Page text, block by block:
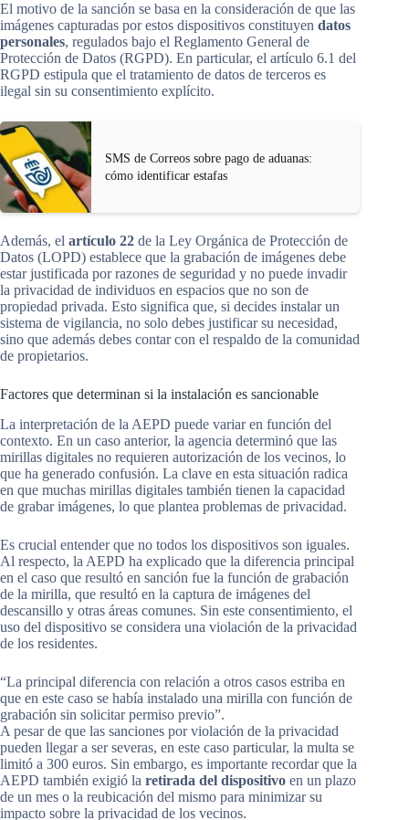
El motivo de la sanción se basa en la consideración de que las
imágenes capturadas por estos dispositivos constituyen datos
personales, regulados bajo el Reglamento General de
Protección de Datos (RGPD). En particular, el artículo 6.1 del
RGPD estipula que el tratamiento de datos de terceros es
ilegal sin su consentimiento explícito.
SMS de Correos sobre pago de aduanas:
cómo identificar estafas
Además, el artículo 22 de la Ley Orgánica de Protección de
Datos (LOPD) establece que la grabación de imágenes debe
estar justificada por razones de seguridad y no puede invadir
la privacidad de individuos en espacios que no son de
propiedad privada. Esto significa que, si decides instalar un
sistema de vigilancia, no solo debes justificar su necesidad,
sino que además debes contar con el respaldo de la comunidad
de propietarios.
Factores que determinan si la instalación es sancionable
La interpretación de la AEPD puede variar en función del
contexto. En un caso anterior, la agencia determinó que las
mirillas digitales no requieren autorización de los vecinos, lo
que ha generado confusión. La clave en esta situación radica
en que muchas mirillas digitales también tienen la capacidad
de grabar imágenes, lo que plantea problemas de privacidad.
Es crucial entender que no todos los dispositivos son iguales.
Al respecto, la AEPD ha explicado que la diferencia principal
en el caso que resultó en sanción fue la función de grabación
de la mirilla, que resultó en la captura de imágenes del
descansillo y otras áreas comunes. Sin este consentimiento, el
uso del dispositivo se considera una violación de la privacidad
de los residentes.
“La principal diferencia con relación a otros casos estriba en
que en este caso se había instalado una mirilla con función de
grabación sin solicitar permiso previo”.
A pesar de que las sanciones por violación de la privacidad
pueden llegar a ser severas, en este caso particular, la multa se
limitó a 300 euros. Sin embargo, es importante recordar que la
AEPD también exigió la retirada del dispositivo en un plazo
de un mes o la reubicación del mismo para minimizar su
impacto sobre la privacidad de los vecinos.